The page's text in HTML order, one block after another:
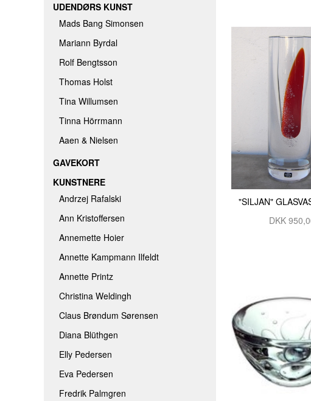
UDENDØRS KUNST
Mads Bang Simonsen
Mariann Byrdal
Rolf Bengtsson
Thomas Holst
Tina Willumsen
Tinna Hörrmann
Aaen & Nielsen
GAVEKORT
KUNSTNERE
Andrzej Rafalski
Ann Kristoffersen
Annemette Hoier
Annette Kampmann Ilfeldt
Annette Printz
Christina Weldingh
Claus Brøndum Sørensen
Diana Blüthgen
Elly Pedersen
Eva Pedersen
Fredrik Palmgren
"SILJAN"
DKK